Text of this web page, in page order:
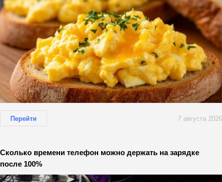
Перейти 7 августа 2026
Сколько времени телефон можно держать на зарядке
после 100%